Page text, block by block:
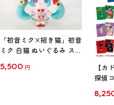
「初音ミク×招き猫」初音
ミク 白猫 ぬいぐるみ スタ
5,500 円
【カ
探偵
クリ